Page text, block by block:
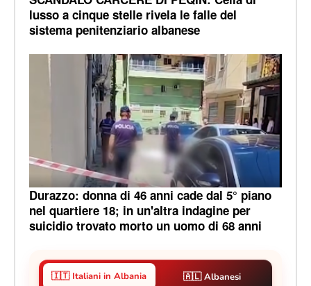
lusso a cinque stelle rivela le falle del
sistema penitenziario albanese
Durazzo: donna di 46 anni cade dal 5° piano
nel quartiere 18; in un'altra indagine per
suicidio trovato morto un uomo di 68 anni
🇮🇹 Italiani in Albania 🇦🇱 Albanesi